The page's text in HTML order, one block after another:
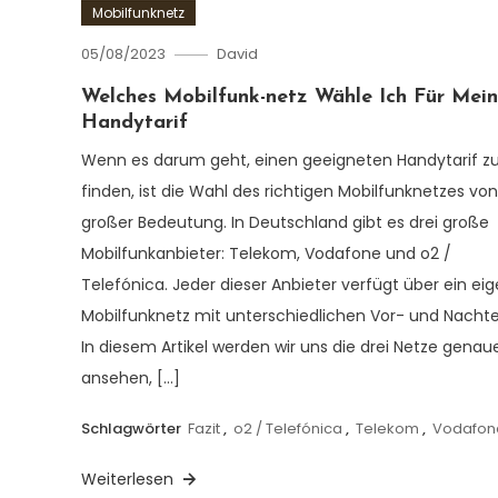
Mobilfunknetz
05/08/2023 David
Welches Mobilfunk-netz Wähle Ich Für
Handytarif
Wenn es darum geht, einen geeigneten Handytarif zu
finden, ist die Wahl des richtigen Mobilfunknetzes von
großer Bedeutung. In Deutschland gibt es drei große
Mobilfunkanbieter: Telekom, Vodafone und o2 /
Telefónica. Jeder dieser Anbieter verfügt über ein
Mobilfunknetz mit unterschiedlichen Vor- und
In diesem Artikel werden wir uns die drei Netze
ansehen, […]
Schlagwörter Fazit, o2 / Telefónica , Telekom ,
Weiterlesen